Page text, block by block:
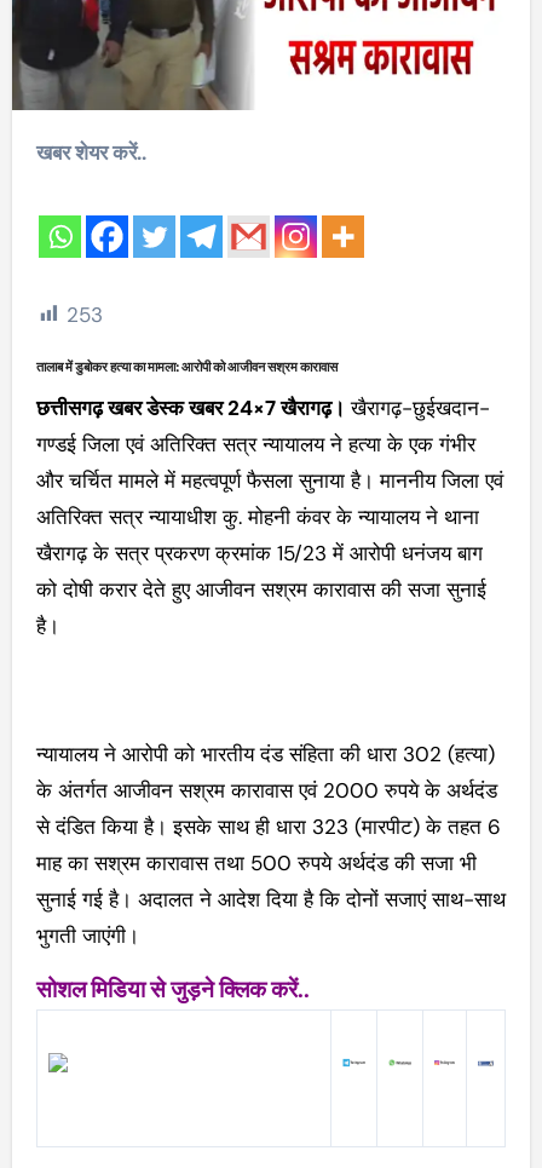
खबर शेयर करें..
253
तालाब में डुबोकर हत्या का मामला: आरोपी को आजीवन सश्रम कारावास
छत्तीसगढ़ खबर डेस्क खबर 24×7 खैरागढ़। खैरागढ़-छुईखदान-
गण्डई जिला एवं अतिरिक्त सत्र न्यायालय ने हत्या के एक गंभीर
और चर्चित मामले में महत्वपूर्ण फैसला सुनाया है। माननीय जिला एवं
अतिरिक्त सत्र न्यायाधीश कु. मोहनी कंवर के न्यायालय ने थाना
खैरागढ़ के सत्र प्रकरण क्रमांक 15/23 में आरोपी धनंजय बाग
को दोषी करार देते हुए आजीवन सश्रम कारावास की सजा सुनाई
है।
न्यायालय ने आरोपी को भारतीय दंड संहिता की धारा 302 (हत्या)
के अंतर्गत आजीवन सश्रम कारावास एवं 2000 रुपये के अर्थदंड
से दंडित किया है। इसके साथ ही धारा 323 (मारपीट) के तहत 6
माह का सश्रम कारावास तथा 500 रुपये अर्थदंड की सजा भी
सुनाई गई है। अदालत ने आदेश दिया है कि दोनों सजाएं साथ-साथ
भुगती जाएंगी।
सोशल मिडिया से जुड़ने क्लिक करें..